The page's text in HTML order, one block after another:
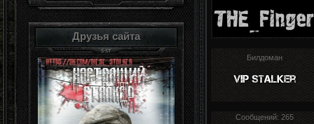
Друзья сайта
Билдоман
Сообщений:265